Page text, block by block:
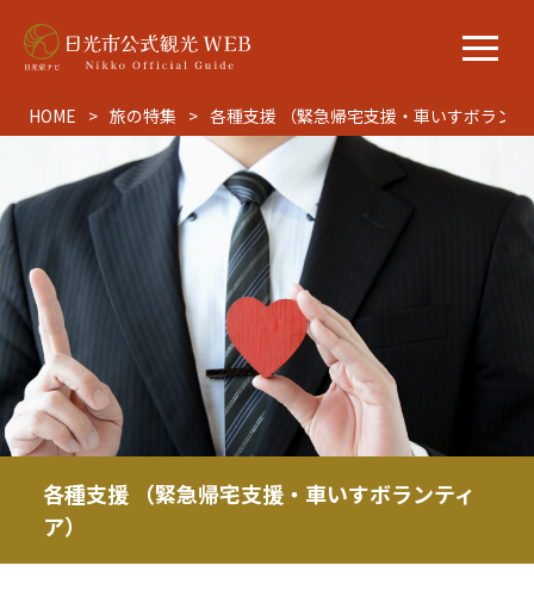
HOME 旅の特集 各種支援 （緊急帰宅支援・車いすボラン
各種支援 （緊急帰宅支援・車いすボランティ
ア）